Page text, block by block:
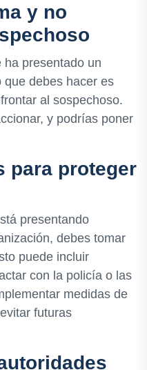
y no
ha presentado un
que debes hacer es
al sospechoso.
y podrías poner
para proteger
presentando
debes tomar
puede incluir
con la policía o las
medidas de
futuras